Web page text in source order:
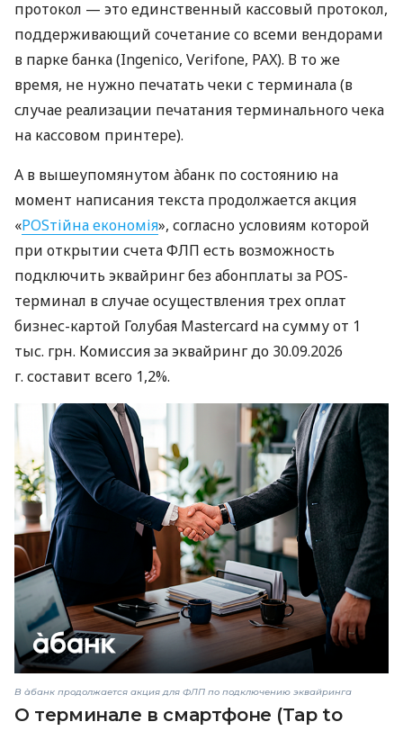
протокол — это единственный кассовый протокол,
поддерживающий сочетание со всеми вендорами
в парке банка (Ingenico, Verifone, PAX). В то же
время, не нужно печатать чеки с терминала (в
случае реализации печатания терминального чека
на кассовом принтере).
А в вышеупомянутом àбанк по состоянию на
момент написания текста продолжается акция
«POSтійна економія», согласно условиям которой
при открытии счета ФЛП есть возможность
подключить эквайринг без абонплаты за POS-
терминал в случае осуществления трех оплат
бизнес-картой Голубая Mastercard на сумму от 1
тыс. грн. Комиссия за эквайринг до 30.09.2026
г. составит всего 1,2%.
В àбанк продолжается акция для ФЛП по подключению эквайринга
О терминале в смартфоне (Tap to